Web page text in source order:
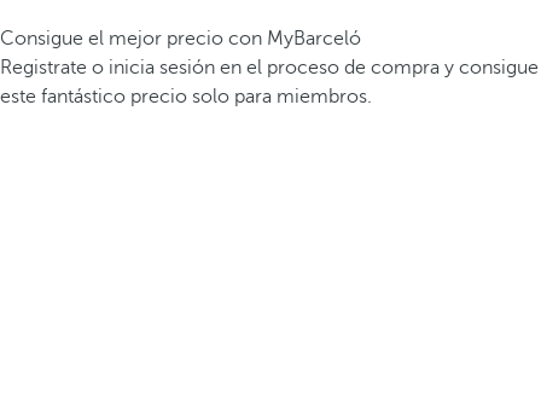
Consigue el mejor precio con MyBarceló
Registrate o inicia sesión en el proceso de compra y consigue
este fantástico precio solo para miembros.